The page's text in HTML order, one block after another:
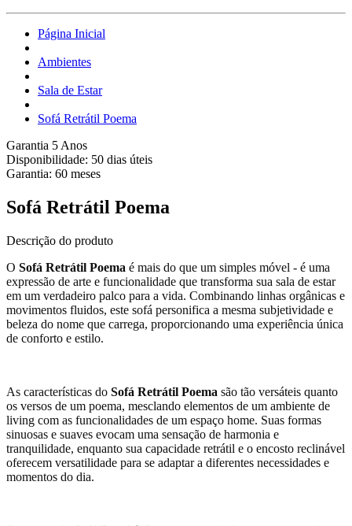
Página Inicial
Ambientes
Sala de Estar
Sofá Retrátil Poema
Garantia 5 Anos
Disponibilidade: 50 dias úteis
Garantia: 60 meses
Sofá Retrátil Poema
Descrição do produto
O Sofá Retrátil Poema é mais do que um simples móvel - é uma
expressão de arte e funcionalidade que transforma sua sala de estar
em um verdadeiro palco para a vida. Combinando linhas orgânicas e
movimentos fluidos, este sofá personifica a mesma subjetividade e
beleza do nome que carrega, proporcionando uma experiência única
de conforto e estilo.
As características do Sofá Retrátil Poema são tão versáteis quanto
os versos de um poema, mesclando elementos de um ambiente de
living com as funcionalidades de um espaço home. Suas formas
sinuosas e suaves evocam uma sensação de harmonia e
tranquilidade, enquanto sua capacidade retrátil e o encosto reclinável
oferecem versatilidade para se adaptar a diferentes necessidades e
momentos do dia.